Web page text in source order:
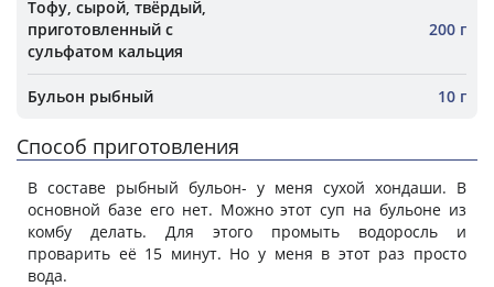
Тофу, сырой, твёрдый,
приготовленный с
сульфатом кальция
200 г
Бульон рыбный 10 г
Способ приготовления
В составе рыбный бульон- у меня сухой хондаши. В
основной базе его нет. Можно этот суп на бульоне из
комбу делать. Для этого промыть водоросль и
проварить её 15 минут. Но у меня в этот раз просто
вода.